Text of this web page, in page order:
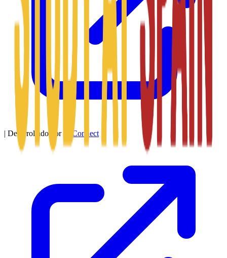
| Desarrollado por SitConnect